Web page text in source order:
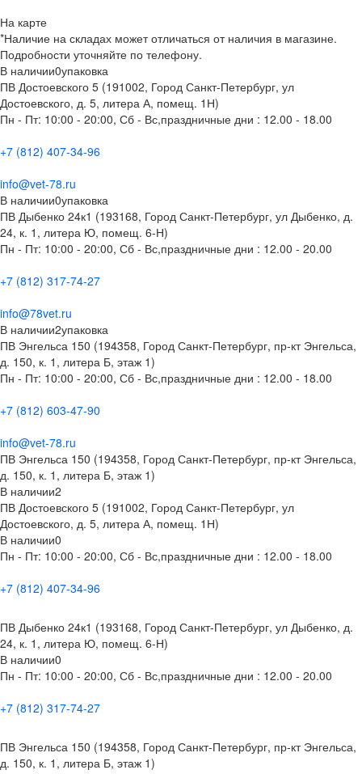
На карте
*Наличие на складах может отличаться от наличия в магазине.
Подробности уточняйте по телефону.
В наличии0упаковка
ПВ Достоевского 5 (191002, Город Санкт-Петербург, ул
Достоевского, д. 5, литера А, помещ. 1Н)
Пн - Пт: 10:00 - 20:00, Сб - Вс,праздничные дни : 12.00 - 18.00
+7 (812) 407-34-96
info@vet-78.ru
В наличии0упаковка
ПВ Дыбенко 24к1 (193168, Город Санкт-Петербург, ул Дыбенко, д.
24, к. 1, литера Ю, помещ. 6-Н)
Пн - Пт: 10:00 - 20:00, Сб - Вс,праздничные дни : 12.00 - 20.00
+7 (812) 317-74-27
info@78vet.ru
В наличии2упаковка
ПВ Энгельса 150 (194358, Город Санкт-Петербург, пр-кт Энгельса,
д. 150, к. 1, литера Б, этаж 1)
Пн - Пт: 10:00 - 20:00, Сб - Вс,праздничные дни : 12.00 - 18.00
+7 (812) 603-47-90
info@vet-78.ru
ПВ Энгельса 150 (194358, Город Санкт-Петербург, пр-кт Энгельса,
д. 150, к. 1, литера Б, этаж 1)
В наличии2
ПВ Достоевского 5 (191002, Город Санкт-Петербург, ул
Достоевского, д. 5, литера А, помещ. 1Н)
В наличии0
Пн - Пт: 10:00 - 20:00, Сб - Вс,праздничные дни : 12.00 - 18.00
+7 (812) 407-34-96
ПВ Дыбенко 24к1 (193168, Город Санкт-Петербург, ул Дыбенко, д.
24, к. 1, литера Ю, помещ. 6-Н)
В наличии0
Пн - Пт: 10:00 - 20:00, Сб - Вс,праздничные дни : 12.00 - 20.00
+7 (812) 317-74-27
ПВ Энгельса 150 (194358, Город Санкт-Петербург, пр-кт Энгельса,
д. 150, к. 1, литера Б, этаж 1)